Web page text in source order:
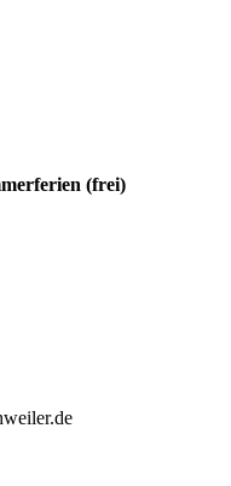
(frei)